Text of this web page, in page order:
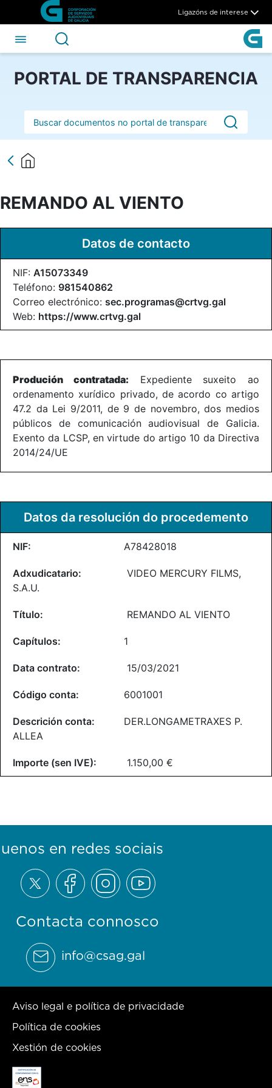
Skip to Main Content
REMANDO AL VIENTO -
Ligazóns de interese
PORTAL DE TRANSPARENCIA
Barra de busca
REMANDO AL VIENTO
Datos de contacto
NIF: A15073349
Teléfono: 981540862
Correo electrónico: sec.programas@crtvg.gal
Web: https://www.crtvg.gal
Produción contratada: Expediente suxeito ao
ordenamento xurídico privado, de acordo co artigo
47.2 da Lei 9/2011, de 9 de novembro, dos medios
públicos de comunicación audiovisual de Galicia.
Exento da LCSP, en virtude do artigo 10 da Directiva
2014/24/UE
Datos da resolución do procedemento
A78428018
VIDEO MERCURY FILMS,
S.A.U.
REMANDO AL VIENTO
1
15/03/2021
6001001
DER.LONGAMETRAXES P.
ALLEA
1.150,00 €
Contacta connosco
info@csag.gal
en redes sociais
Aviso legal e política de privacidade
Política de cookies
Xestión de cookies